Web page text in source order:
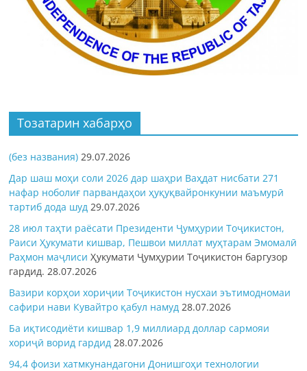
Тозатарин хабарҳо
(без названия) 29.07.2026
Дар шаш моҳи соли 2026 дар шаҳри Ваҳдат нисбати 271
нафар ноболиғ парвандаҳои ҳуқуқвайронкунии маъмурӣ
тартиб дода шуд 29.07.2026
28 июл таҳти раёсати Президенти Ҷумҳурии Тоҷикистон,
Раиси Ҳукумати кишвар, Пешвои миллат муҳтарам Эмомалӣ
Раҳмон маҷлисиҲукумати Ҷумҳурии Тоҷикистон баргузор
гардид.28.07.2026
Вазири корҳои хориҷии Тоҷикистон нусхаи эътимодномаи
сафири нави Кувайтро қабул намуд 28.07.2026
Ба иқтисодиёти кишвар 1,9 миллиард доллар сармояи
хориҷӣ ворид гардид 28.07.2026
94,4 фоизи хатмкунандагони Донишгоҳи технологии